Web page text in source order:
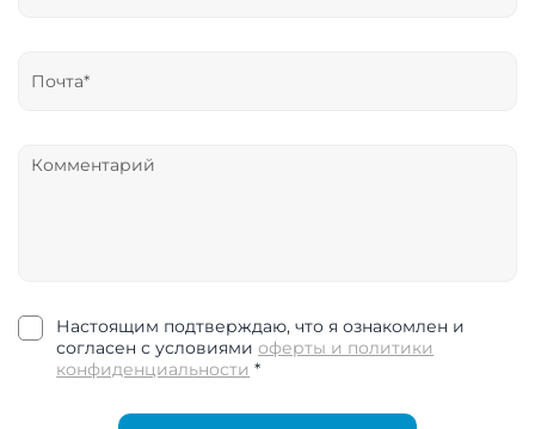
Настоящим подтверждаю, что я ознакомлен и
согласен с условиямиоферты и политики
конфиденциальности *